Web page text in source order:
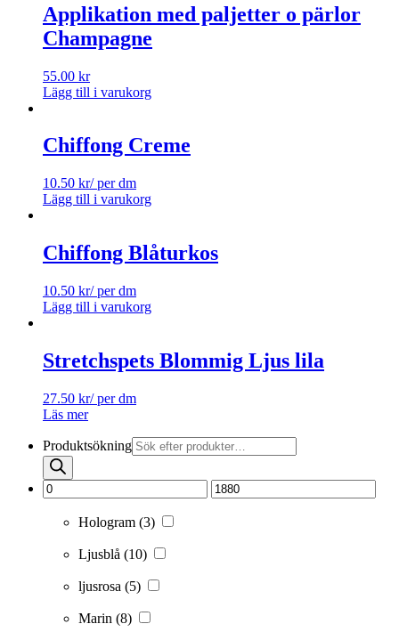
Applikation med paljetter o pärlor
Champagne
55.00 kr
Lägg till i varukorg
Chiffong Creme
10.50 kr/ per dm
Lägg till i varukorg
Chiffong Blåturkos
10.50 kr/ per dm
Lägg till i varukorg
Stretchspets Blommig Ljus lila
27.50 kr/ per dm
Läs mer
Produktsökning
Hologram (3)
Ljusblå (10)
ljusrosa (5)
Marin (8)